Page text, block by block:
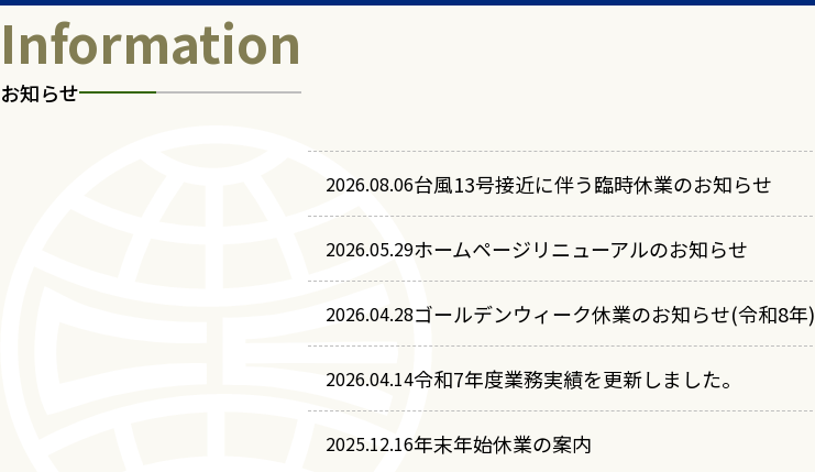
Information
お知らせ
2026.08.06台風13号接近に伴う臨時休業のお知らせ
2026.05.29ホームページリニューアルのお知らせ
2026.04.28ゴールデンウィーク休業のお知らせ(令和8年)
2026.04.14令和7年度業務実績を更新しました。
2025.12.16年末年始休業の案内